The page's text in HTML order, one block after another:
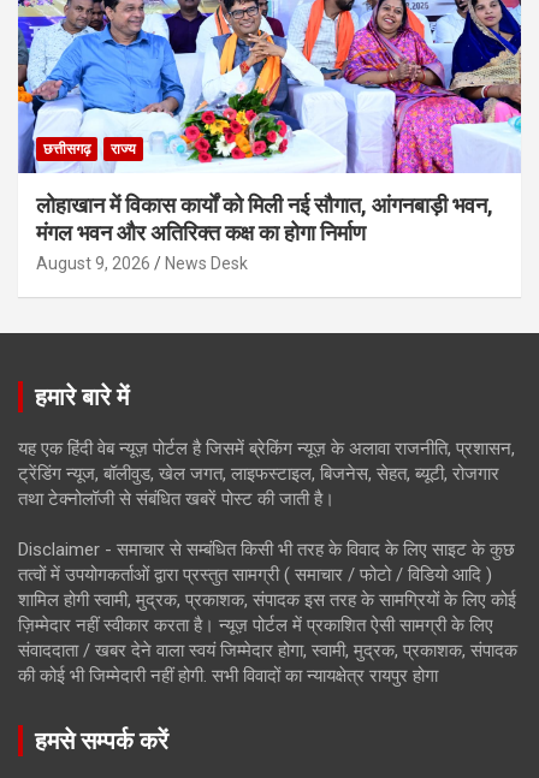
छत्तीसगढ़ राज्य
लोहाखान में विकास कार्यों को मिली नई सौगात, आंगनबाड़ी भवन,
मंगल भवन और अतिरिक्त कक्ष का होगा निर्माण
August 9, 2026 News Desk
हमारे बारे में
यह एक हिंदी वेब न्यूज़ पोर्टल है जिसमें ब्रेकिंग न्यूज़ के अलावा राजनीति, प्रशासन,
ट्रेंडिंग न्यूज, बॉलीवुड, खेल जगत, लाइफस्टाइल, बिजनेस, सेहत, ब्यूटी, रोजगार
तथा टेक्नोलॉजी से संबंधित खबरें पोस्ट की जाती है।
Disclaimer - समाचार से सम्बंधित किसी भी तरह के विवाद के लिए साइट के कुछ
तत्वों में उपयोगकर्ताओं द्वारा प्रस्तुत सामग्री ( समाचार / फोटो / विडियो आदि )
शामिल होगी स्वामी, मुद्रक, प्रकाशक, संपादक इस तरह के सामग्रियों के लिए कोई
ज़िम्मेदार नहीं स्वीकार करता है। न्यूज़ पोर्टल में प्रकाशित ऐसी सामग्री के लिए
संवाददाता / खबर देने वाला स्वयं जिम्मेदार होगा, स्वामी, मुद्रक, प्रकाशक, संपादक
की कोई भी जिम्मेदारी नहीं होगी. सभी विवादों का न्यायक्षेत्र रायपुर होगा
हमसे सम्पर्क करें